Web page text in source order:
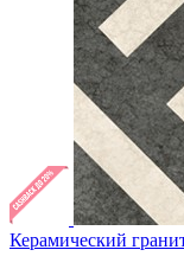
Керамический